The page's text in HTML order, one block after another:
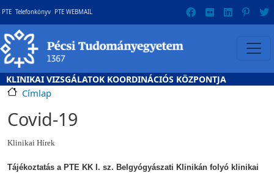
Ugrás a tartalomra
Gyorslinkek
PTE Telefonkönyv PTE WEBMAIL
KLINIKAI VIZSGÁLATOK KOORDINÁCIÓS KÖZPONTJA
Címlap
Covid-19
Klinikai Hírek
Tájékoztatás a PTE KK I. sz. Belgyógyászati Klinikán folyó klinikai